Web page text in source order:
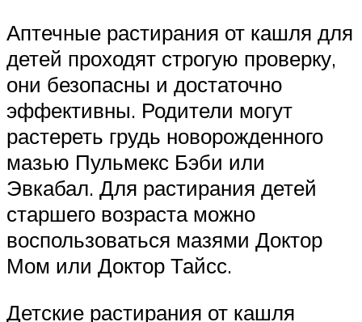
Аптечные растирания от кашля для
детей проходят строгую проверку,
они безопасны и достаточно
эффективны. Родители могут
растереть грудь новорожденного
мазью Пульмекс Бэби или
Эвкабал. Для растирания детей
старшего возраста можно
воспользоваться мазями Доктор
Мом или Доктор Тайсс.
Детские растирания от кашля